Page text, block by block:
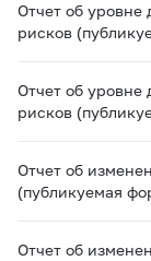
Отчет об уровне
рисков
Отчет об уровне
рисков
Отчет об
(публикуемая
Отчет об